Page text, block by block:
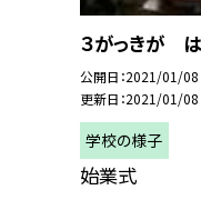
３がっきが
公開日 2021/01/08
更新日 2021/01/08
学校の様子
始業式